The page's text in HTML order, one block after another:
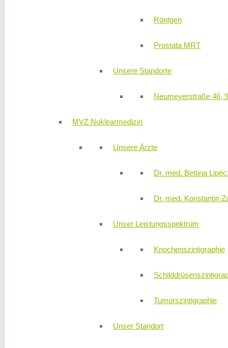
Röntgen
Prostata MRT
Unsere Standorte
Neumeyerstraße 46,
MVZ Nuklearmedizin
Unsere Ärzte
Dr. med. Bettina
Dr. med. Konstantin
Unser Leistungsspektrum
Knochenszintigraphie
Tumorszintigraphie
Unser Standort